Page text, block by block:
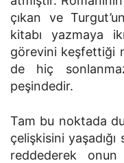
çıkan ve
kitabı yazmaya
görevini keşfettiği
de hiç
peşindedir.
Tam bu noktada
çelişkisini yaşadığı
reddederek onun